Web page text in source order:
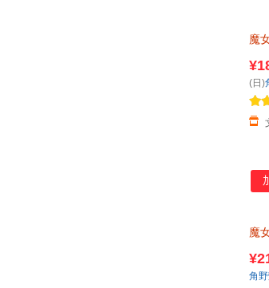
同
魔
(日)
魔
角